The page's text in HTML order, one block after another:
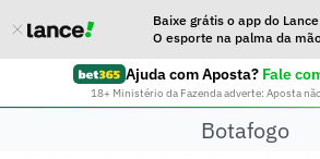
Baixe grátis o app do
O esporte na palma da
Ajuda com Aposta? Fale
18+ Ministério da Fazenda adverte: Aposta
Botafogo